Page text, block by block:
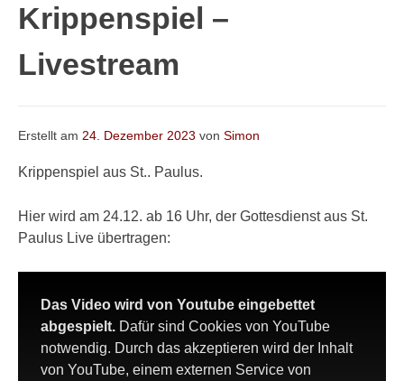
Krippenspiel –
Livestream
Erstellt am 24. Dezember 2023 von Simon
Krippenspiel aus St.. Paulus.
Hier wird am 24.12. ab 16 Uhr, der Gottesdienst aus St.
Paulus Live übertragen:
Das Video wird von Youtube eingebettet
abgespielt. Dafür sind Cookies von YouTube
notwendig. Durch das akzeptieren wird der Inhalt
von YouTube, einem externen Service von